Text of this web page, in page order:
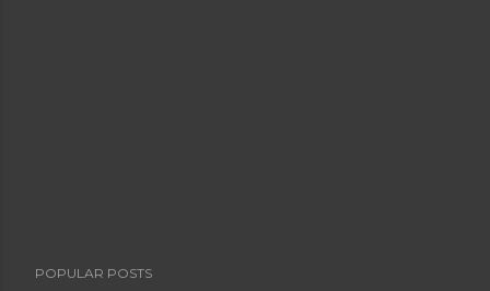
POPULAR POSTS